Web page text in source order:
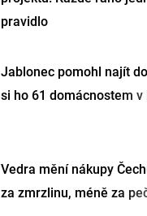
pravidlo
Jablonec pomohl najít
si ho 61 domácnostem v
Vedra mění nákupy
za zmrzlinu, méně za